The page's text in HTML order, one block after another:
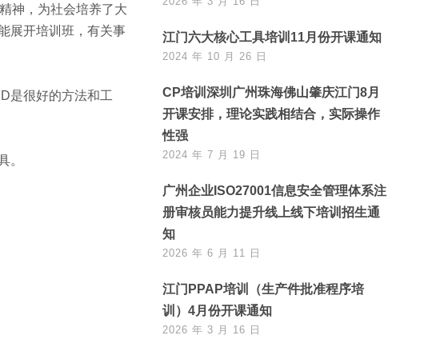
神，为社会培养了大
展开培训班，有关事
是很好的方法和工
。
江门六大核心工具培训11月份开课通知
2024 年 10 月 26 日
CP培训深圳广州珠海佛山肇庆江门8月
开课安排，理论实践相结合，实际操作
性强
2024 年 7 月 19 日
广州企业ISO27001信息安全管理体系注
册审核员能力提升线上线下培训招生通
知
2026 年 6 月 11 日
江门PPAP培训（生产件批准程序培
训）4月份开课通知
2026 年 3 月 16 日